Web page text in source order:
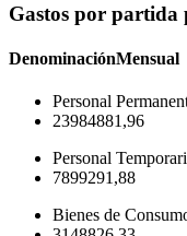
Gastos por partida
DenominaciónMensual
Personal
23984881,96
Personal
7899291,88
Bienes de